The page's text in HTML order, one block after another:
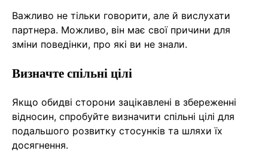
Важливо не тільки говорити, але й вислухати
партнера. Можливо, він має свої причини для
зміни поведінки, про які ви не знали.
Визначте спільні цілі
Якщо обидві сторони зацікавлені в збереженні
відносин, спробуйте визначити спільні цілі для
подальшого розвитку стосунків та шляхи їх
досягнення.